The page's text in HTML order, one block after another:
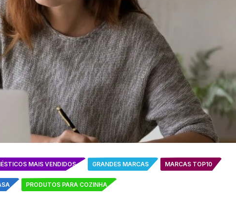
MAIS VENDIDOS GRANDES MARCAS MARCAS TOP10
PRODUTOS PARA COZINHA